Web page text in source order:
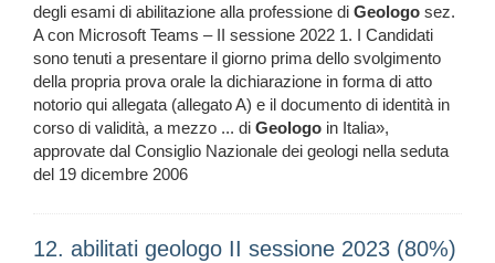
degli esami di abilitazione alla professione di Geologo sez.
A con Microsoft Teams – II sessione 2022 1. I Candidati
sono tenuti a presentare il giorno prima dello svolgimento
della propria prova orale la dichiarazione in forma di atto
notorio qui allegata (allegato A) e il documento di identità in
corso di validità, a mezzo ... di Geologo in Italia»,
approvate dal Consiglio Nazionale dei geologi nella seduta
del 19 dicembre 2006
12. abilitati geologo II sessione 2023 (80%)